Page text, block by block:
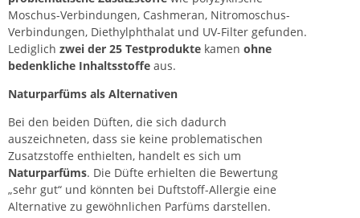
Moschus-Verbindungen, Cashmeran, Nitromoschus-
Verbindungen, Diethylphthalat und UV-Filter gefunden.
Lediglich zwei der 25 Testprodukte kamen ohne
bedenkliche Inhaltsstoffe aus.
Naturparfüms als Alternativen
Bei den beiden Düften, die sich dadurch
auszeichneten, dass sie keine problematischen
Zusatzstoffe enthielten, handelt es sich um
Naturparfüms. Die Düfte erhielten die Bewertung
„sehr gut“ und könnten bei Duftstoff-Allergie eine
Alternative zu gewöhnlichen Parfüms darstellen.